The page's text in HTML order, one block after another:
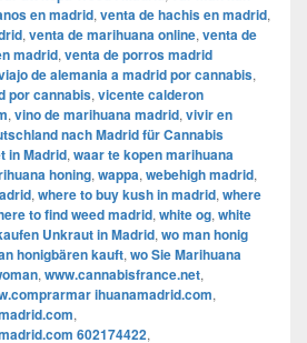
en madrid, venta de hachis en madrid,
, venta de marihuana online, venta de
madrid, venta de porros madrid
de alemania a madrid por cannabis,
por cannabis, vicente calderon
, vino de marihuana madrid, vivir en
nach Madrid für Cannabis
in Madrid, waar te kopen marihuana
honing, wappa, webehigh madrid,
, where to buy kush in madrid, where
to find weed madrid, white og, white
Unkraut in Madrid, wo man honig
honigbären kauft, wo Sie Marihuana
, www.cannabisfrance.net,
ihuanamadrid.com,
,
602174422,